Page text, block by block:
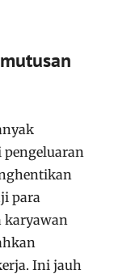
para
karyawan
Ini jauh